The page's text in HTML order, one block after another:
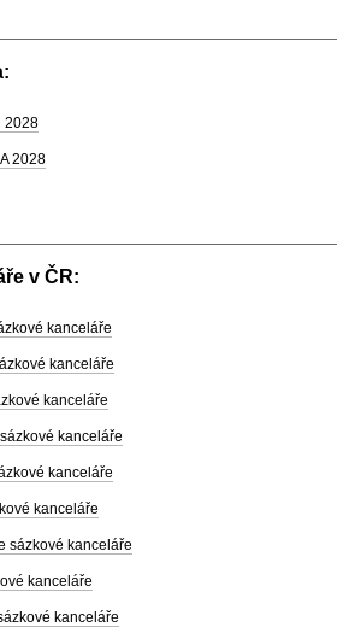
2028
2028
v ČR:
kanceláře
kanceláře
kanceláře
kanceláře
kanceláře
kanceláře
sázkové kanceláře
kanceláře
kanceláře